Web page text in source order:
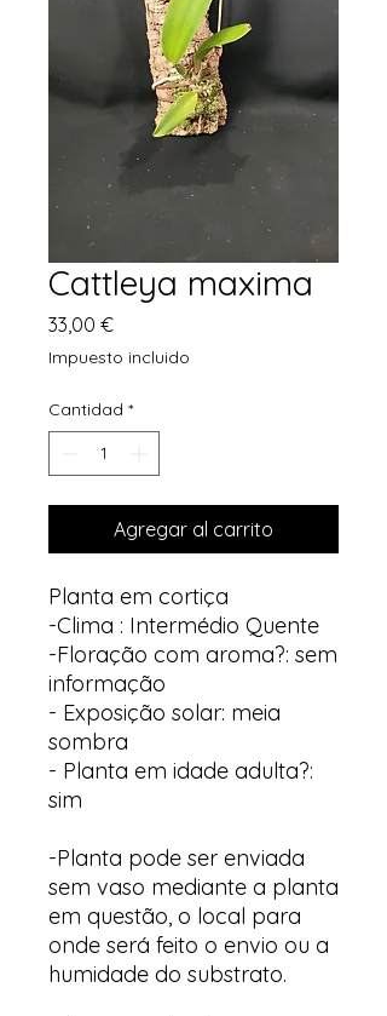
Cattleya maxima
33,00 €Precio
Impuesto incluido
Cantidad *
Agregar al carrito
Planta em cortiça
-Clima : Intermédio Quente
-Floração com aroma?: sem
informação
- Exposição solar: meia
sombra
- Planta em idade adulta?:
sim
-Planta pode ser enviada
sem vaso mediante a planta
em questão, o local para
onde será feito o envio ou a
humidade do substrato.